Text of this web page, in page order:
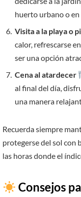
huerto urbano o en
Visita a la playa o
calor, refrescarse
ser una opción
Cena al atardecer
al final del día,
una manera
Recuerda siempre
protegerse del sol con
las horas donde el
Consejos